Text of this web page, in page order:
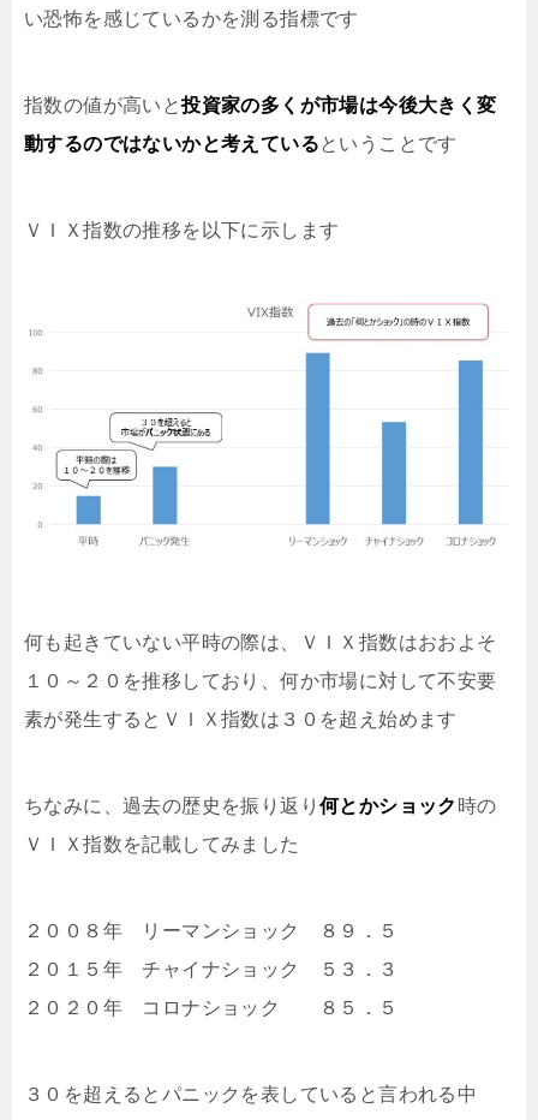
い恐怖を感じているかを測る指標です
指数の値が高いと投資家の多くが市場は今後大きく変
動するのではないかと考えているということです
ＶＩＸ指数の推移を以下に示します
何も起きていない平時の際は、ＶＩＸ指数はおおよそ
１０～２０を推移しており、何か市場に対して不安要
素が発生するとＶＩＸ指数は３０を超え始めます
ちなみに、過去の歴史を振り返り 何とかショック 時の
ＶＩＸ指数を記載してみました
２００８年 リーマンショック ８９．５
２０１５年 チャイナショック ５３．３
２０２０年 コロナショック ８５．５
３０を超えるとパニックを表していると言われる中